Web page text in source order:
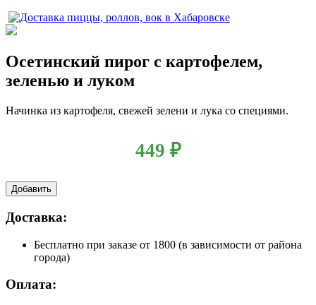
Осетинский пирог с картофелем,
зеленью и луком
Начинка из картофеля, свежей зелени и лука со специями.
449 ₽
Добавить
Доставка:
Бесплатно при заказе от 1800 (в зависимости от района
города)
Оплата: